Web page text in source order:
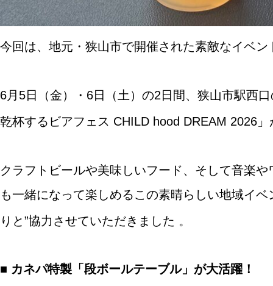
今回は、地元・狭山市で開催された素敵なイベ
6月5日（金）・6日（土）の2日間、狭山市駅西
乾杯するビアフェス CHILD hood DREAM 2026
クラフトビールや美味しいフード、そして音楽
も一緒になって楽しめるこの素晴らしい地域イ
りと”協力させていただきました
■ カネパ特製「段ボールテーブル」が大活躍！